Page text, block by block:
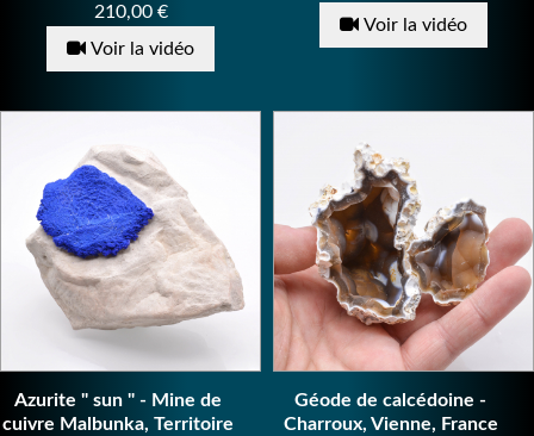
Prix
210,00 €
Voir la vidéo
Voir la vidéo
Azurite " sun " - Mine de
cuivre Malbunka, Territoire
Géode de calcédoine -
Charroux, Vienne, France